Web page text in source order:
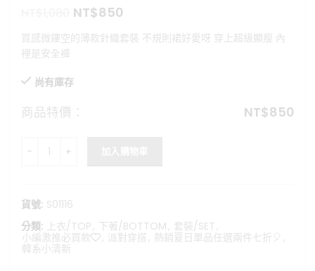
原
價
NT$850
價
質感微鏤空的薄款針織套裝 不規則裙好愛呀 穿上超級顯瘦 內
裡是安全褲
尚有庫存
商品特價： NT$850
盛夏蒙布朗-設計感背心+不規則裙套裝 數量
貨號: S01116
分類: 上衣/TOP , 下著/BOTTOM , 套裝/SET ,
小編激推必買款❤️, 派對穿搭 , 熱銷夏日單品任選兩件七折🎈 ,
韓系小清新